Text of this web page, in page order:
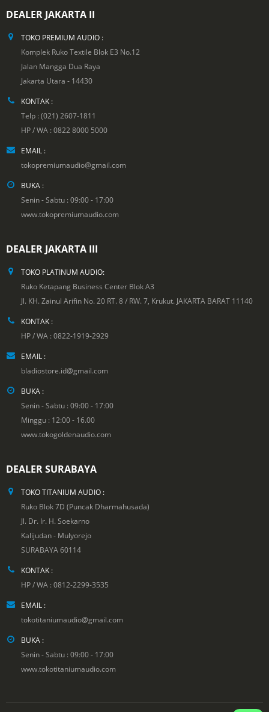
DEALER JAKARTA II
TOKO PREMIUM AUDIO :
Komplek Ruko Textile Blok E3 No.12
Jalan Mangga Dua Raya
Jakarta Utara - 14430
KONTAK :
Telp : (021) 2607-1811
HP / WA : 0822 8000 5000
EMAIL :
tokopremiumaudio@gmail.com
BUKA :
Senin - Sabtu : 09:00 - 17:00
www.tokopremiumaudio.com
DEALER JAKARTA III
TOKO PLATINUM AUDIO:
Ruko Ketapang Business Center Blok A3
Jl. KH. Zainul Arifin No. 20 RT. 8 / RW. 7, Krukut. JAKARTA BARAT 11140
KONTAK :
HP / WA : 0822-1919-2929
EMAIL :
bladiostore.id@gmail.com
BUKA :
Senin - Sabtu : 09:00 - 17:00
Minggu : 12:00 - 16.00
www.tokogoldenaudio.com
DEALER SURABAYA
TOKO TITANIUM AUDIO :
Ruko Blok 7D (Puncak Dharmahusada)
Jl. Dr. Ir. H. Soekarno
Kalijudan - Mulyorejo
SURABAYA 60114
KONTAK :
HP / WA : 0812-2299-3535
EMAIL :
tokotitaniumaudio@gmail.com
BUKA :
Senin - Sabtu : 09:00 - 17:00
www.tokotitaniumaudio.com